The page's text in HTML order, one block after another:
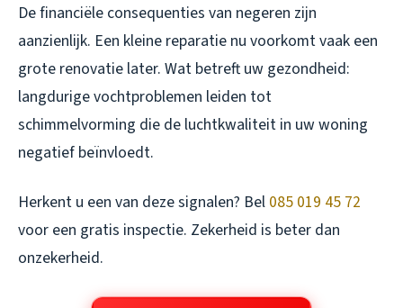
De financiële consequenties van negeren zijn
aanzienlijk. Een kleine reparatie nu voorkomt vaak een
grote renovatie later. Wat betreft uw gezondheid:
langdurige vochtproblemen leiden tot
schimmelvorming die de luchtkwaliteit in uw woning
negatief beïnvloedt.
Herkent u een van deze signalen? Bel 085 019 45 72
voor een gratis inspectie. Zekerheid is beter dan
onzekerheid.